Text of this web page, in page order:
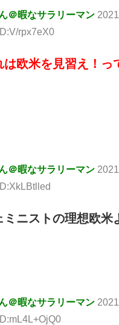
＠暇なサラリーマン
rpx7eX0
は欧米を見習え！っ
＠暇なサラリーマン
ミニストの理想欧米
＠暇なサラリーマン